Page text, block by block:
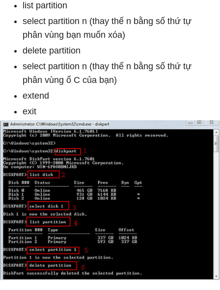
list partition
select partition n (thay thế n bằng số thứ tự
phân vùng bạn muốn xóa)
delete partition
select partition n (thay thế n bằng số thứ tự
phân vùng ổ C của bạn)
extend
exit